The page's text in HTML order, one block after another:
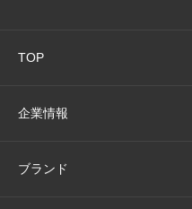
TOP
企業情報
ブランド